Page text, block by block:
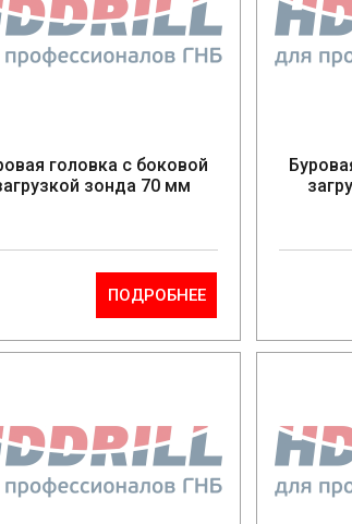
головка с боковой
зонда 70 мм
ПОДРОБНЕЕ